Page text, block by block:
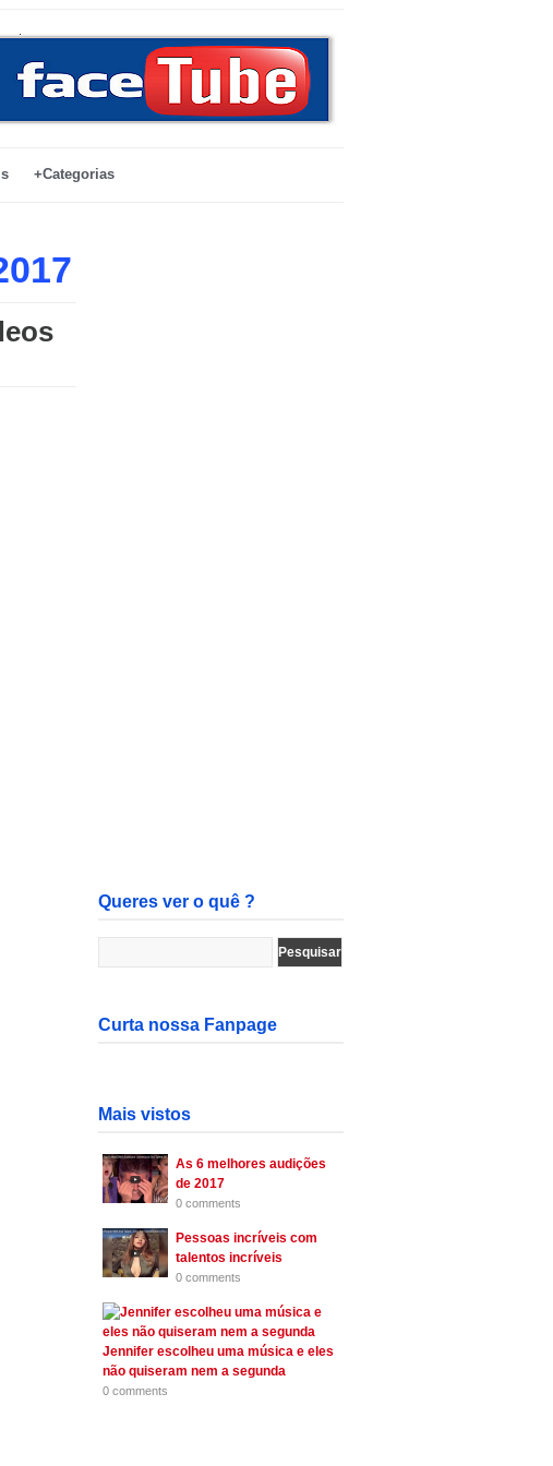
+Categorias
Queres ver o quê ?
Curta nossa Fanpage
Mais vistos
As 6 melhores audições
de 2017
0 comments
Pessoas incríveis com
talentos incríveis
0 comments
Jennifer escolheu uma música e eles
não quiseram nem a segunda
0 comments